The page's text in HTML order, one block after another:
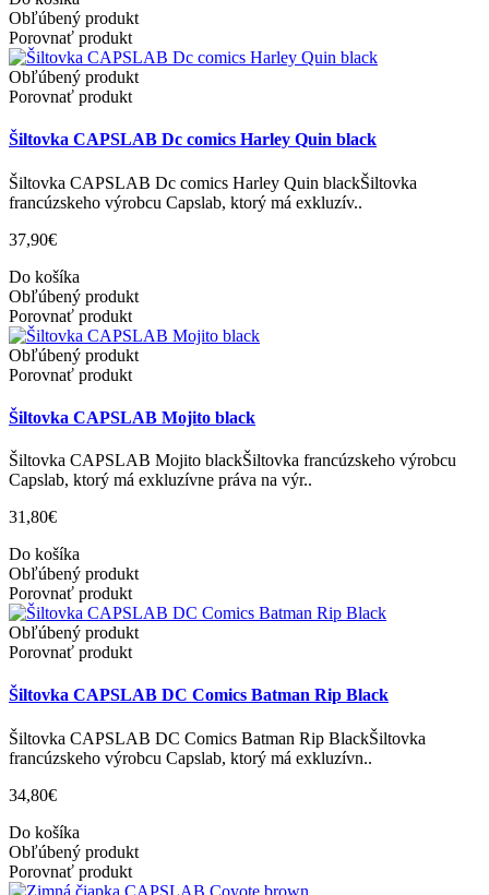
Obľúbený produkt
Porovnať produkt
Obľúbený produkt
Porovnať produkt
Šiltovka CAPSLAB Dc comics Harley Quin black
Šiltovka CAPSLAB Dc comics Harley Quin blackŠiltovka
francúzskeho výrobcu Capslab, ktorý má exkluzív..
37,90€
Do košíka
Obľúbený produkt
Porovnať produkt
Obľúbený produkt
Porovnať produkt
Šiltovka CAPSLAB Mojito black
Šiltovka CAPSLAB Mojito blackŠiltovka francúzskeho výrobcu
Capslab, ktorý má exkluzívne práva na výr..
31,80€
Do košíka
Obľúbený produkt
Porovnať produkt
Obľúbený produkt
Porovnať produkt
Šiltovka CAPSLAB DC Comics Batman Rip Black
Šiltovka CAPSLAB DC Comics Batman Rip BlackŠiltovka
francúzskeho výrobcu Capslab, ktorý má exkluzívn..
34,80€
Do košíka
Obľúbený produkt
Porovnať produkt